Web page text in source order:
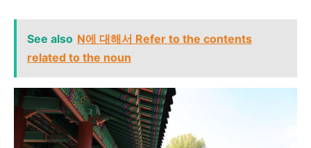
See also N에 대해서 Refer to the contents
related to the noun